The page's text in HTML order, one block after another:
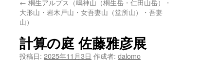
← 桐生アルプス（鳴神山（桐生岳・仁田山岳）・
大形山・岩木戸山・女吾妻山（堂所山）・吾妻
山）
計算の庭 佐藤雅彦展
投稿日: 2025年11月3日 作成者: dalomo